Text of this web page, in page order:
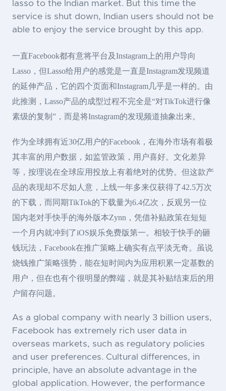
lasso to the Indian market. But this time the
service is shut down, Indian users should not be
able to enjoy the service brought by this app.
一直Facebook都有意将平台及Instagram上的用户导向
Lasso，但Lasso给用户的感觉是一直是Instagram发现频道
的延伸产品，它的四个页面和Instagram几乎是一样的。由
此推测，Lasso产品的成型过程不完全是“对TikTok进行像
素级的复制”，而是将Instagram的发现频道抽象出来。
作为全球拥有近30亿用户的Facebook，在海外市场有着极
其丰富的用户数据，如监管政策，用户喜好。文化差异
等，按理说在全球应用投放上有着绝对的优势。但这款产
品的表现却不尽如人意，上线一年多来仅获得了42.5万次
的下载，而同期TikTok的下载量为6.4亿次，反观另一位
国内老对手快手的海外版本Zynn，凭借补贴政策在短短
一个月内就冲到了iOS娱乐免费版第一。相较于快手的砸
钱玩法，Facebook在推广策略上确实有点平淡无奇。虽说
烧钱推广策略强势，能在短时间内为应用积累一定基数的
用户，但在也有个很明显的弊端，就是其补贴结束后的用
户留存问题。
As a global company with nearly 3 billion users,
Facebook has extremely rich user data in
overseas markets, such as regulatory policies
and user preferences. Cultural differences, in
principle, have an absolute advantage in the
global application. However, the performance